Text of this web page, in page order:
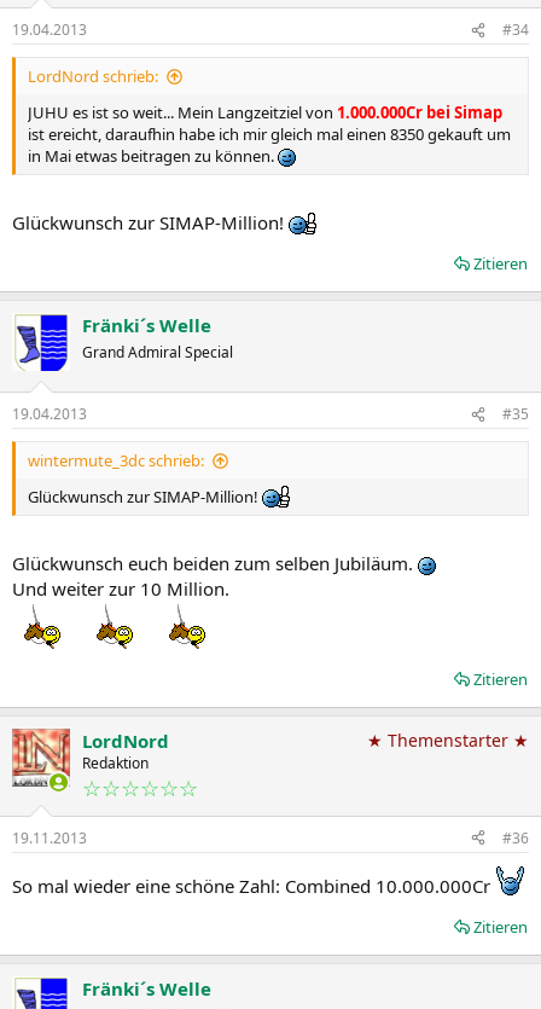
19.04.2013 #34
LordNord schrieb:
JUHU es ist so weit... Mein Langzeitziel von 1.000.000Cr bei Simap
ist ereicht, daraufhin habe ich mir gleich mal einen 8350 gekauft um
in Mai etwas beitragen zu können.
Glückwunsch zur SIMAP-Million!
Zitieren
Fränki´s Welle
Grand Admiral Special
19.04.2013 #35
wintermute_3dc schrieb:
Glückwunsch zur SIMAP-Million!
Glückwunsch euch beiden zum selben Jubiläum.
Und weiter zur 10 Million.
Zitieren
LordNord
Redaktion
☆☆☆☆☆☆
★ Themenstarter ★
19.11.2013 #36
So mal wieder eine schöne Zahl: Combined 10.000.000Cr
Zitieren
Fränki´s Welle